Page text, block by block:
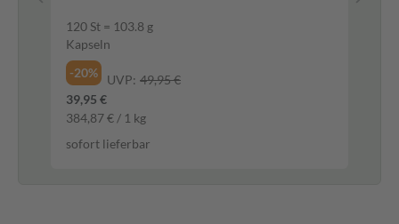
120 St = 103.8 g
Kapseln
-20%
UVP: 49,95 €
39,95 €
384,87 € / 1 kg
sofort lieferbar